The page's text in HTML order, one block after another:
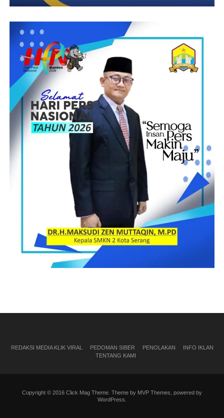
REDAKSI MEDIA KLIK VIRAL PEDOMAN SIBER PENOLAKAN
INFO IKLAN
TENTANG KAMI
Copyright © 2016 Click Mag Theme. Theme by MVP Themes, powered by
WordPress.